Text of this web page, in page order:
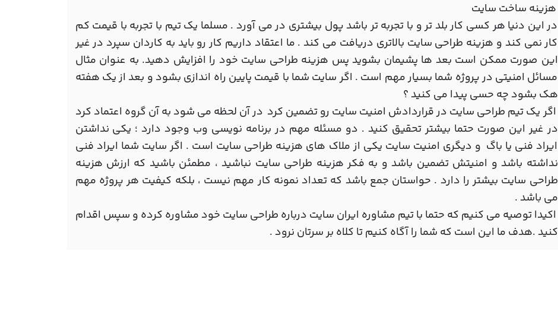
هزینه ساخت سایت
در این دنیا هر کسی کار بلد تر و با تجربه تر باشد پول بیشتری در می آورد . مسلما یک تیم با تجربه با قیمت کم
کار نمی کند و هزینه طراحی سایت بالاتری دریافت می کند . ما اعتقاد داریم کار رو باید به کاردان سپرد در غیر
این صورت ممکن است بعد ها پشیمان بشوید پس هزینه طراحی سایت خود را افزایش دهید. به عنوان مثال
مسائل امنیتی در پروژه شما بسیار مهم است . اگر سایت شما با قیمت پایین راه اندازی بشود و بعد از یک هفته
هک بشود چه حسی پیدا می کنید ؟
اگر یک تیم طراحی سایت در قراردادش امنیت سایت رو تضمین کرد در آن لحظه می شود به آن گروه اعتماد کرد
در غیر این صورت حتما بیشتر تحقیق کنید . دو مسئله مهم در برنامه نویسی وب وجود دارد ؛ یکی نداشتن
ایراد فنی یا باگ و دیگری امنیت سایت یکی از ملاک های هزینه طراحی سایت است . اگر سایت شما ایراد فنی
نداشته باشد و امنیتش تضمین باشد و به فکر هزینه طراحی سایت نباشید ، مطمئن باشید که ارزش هزینه
طراحی سایت بیشتر را دارد . حواستان جمع باشد که تعداد نمونه کار مهم نیست ، بلکه کیفیت هر پروژه مهم
می باشد .
اکیدا توصیه می کنیم که حتما با تیم مشاوره ایران سایت درباره طراحی سایت خود مشاوره کرده و سپس اقدام
کنید .هدف ما این است که شما را آگاه کنیم تا کلاه بر سرتان نرود .